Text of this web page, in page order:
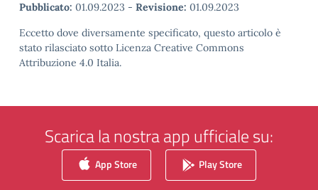
Pubblicato: 01.09.2023 - Revisione: 01.09.2023
Eccetto dove diversamente specificato, questo articolo è
stato rilasciato sotto Licenza Creative Commons
Attribuzione 4.0 Italia.
Scarica la nostra app ufficiale su:
App Store Play Store